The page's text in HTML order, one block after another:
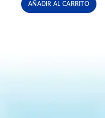
AÑADIR AL CARRITO